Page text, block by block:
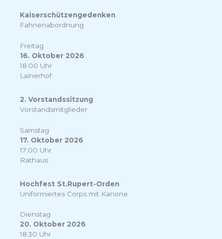
Kaiserschützengedenken
Fahnenabordnung
Freitag
16. Oktober 2026
18:00 Uhr
Lainerhof
2. Vorstandssitzung
Vorstandsmitglieder
Samstag
17. Oktober 2026
17:00 Uhr
Rathaus
Hochfest St.Rupert-Orden
Uniformiertes Corps mit Kanone
Dienstag
20. Oktober 2026
18:30 Uhr